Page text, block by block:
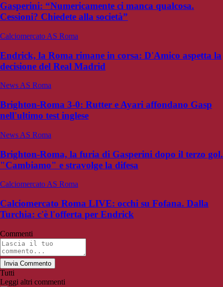
Gasperini: “Numericamente ci manca qualcosa.
Cessioni? Chiedete alla società”
Calciomercato AS Roma
Endrick, la Roma rimane in corsa: D'Amico aspetta la
decisione del Real Madrid
News AS Roma
Brighton-Roma 3-0: Rutter e Ayari affondano Gasp
nell'ultimo test inglese
News AS Roma
Brighton-Roma, la furia di Gasperini dopo il terzo gol.
"Cambiamo" e stravolge la difesa
Calciomercato AS Roma
Calciomercato Roma LIVE: occhi su Fofana. Dalla
Turchia: c'è l'offerta per Endrick
Commenti
Invia Commento
Tutti
Leggi altri commenti